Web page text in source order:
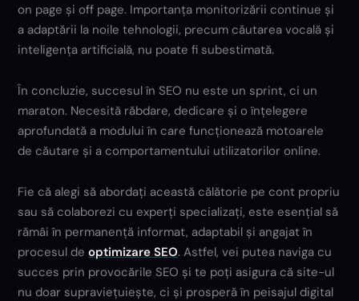
on page și off page. Importanța monitorizării continue și
a adaptării la noile tehnologii, precum căutarea vocală și
inteligența artificială, nu poate fi subestimată.
În concluzie, succesul în SEO nu este un sprint, ci un
maraton. Necesită răbdare, dedicare și o înțelegere
aprofundată a modului în care funcționează motoarele
de căutare și a comportamentului utilizatorilor online.
Fie că alegi să abordați această călătorie pe cont propriu
sau să colaborezi cu experți specializați, este esențial să
rămâi în permanență informat, adaptabil și angajat în
procesul deoptimizare SEO. Astfel, vei putea naviga cu
succes prin provocările SEO și te poți asigura că site-ul
nu doar supraviețuiește, ci și prosperă în peisajul digital